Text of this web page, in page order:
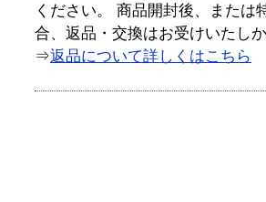
ください。 商品開封後、または
合、返品・交換はお受けいたし
⇒返品について詳しくはこちら